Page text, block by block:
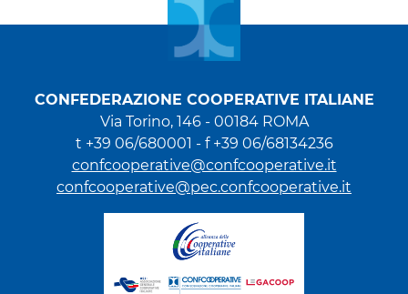
CONFEDERAZIONE COOPERATIVE ITALIANE
Via Torino, 146 - 00184 ROMA
t +39 06/680001 - f +39 06/68134236
confcooperative@confcooperative.it
confcooperative@pec.confcooperative.it